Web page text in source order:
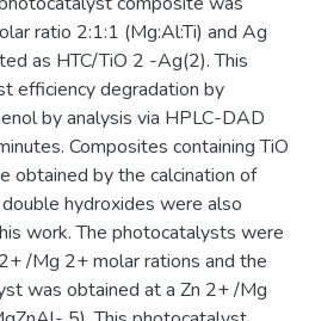
ratio 2:1:1 (Mg:Al:Ti) and Ag
as HTC/TiO 2 -Ag(2). This
efficiency degradation by
by analysis via HPLC-DAD
Composites containing TiO
obtained by the calcination of
hydroxides were also
work. The photocatalysts were
/Mg 2+ molar rations and the
was obtained at a Zn 2+ /Mg